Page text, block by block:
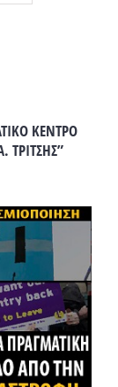
ΚΕΝΤΡΟ